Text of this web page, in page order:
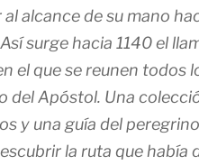
alcance de su mano
surge hacia 1140 el
el que se reunen todos
del Apóstol. Una
y una guía del
la ruta que había